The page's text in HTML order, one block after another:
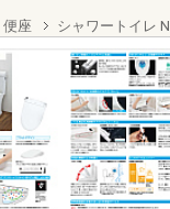
便座 シャワートイレ